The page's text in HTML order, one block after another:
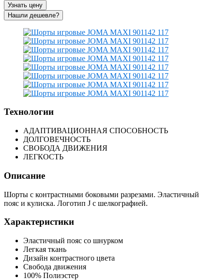
Узнать цену
Технологии
АДАПТИВАЦИОННАЯ СПОСОБНОСТЬ
ДОЛГОВЕЧНОСТЬ
СВОБОДА ДВИЖЕНИЯ
ЛЕГКОСТЬ
Описание
Шорты с контрастными боковыми разрезами. Эластичный
пояс и кулиска. Логотип J с шелкографией.
Характеристики
Эластичный пояс со шнурком
Легкая ткань
Дизайн контрастного цвета
Свобода движения
100% Полиэстер